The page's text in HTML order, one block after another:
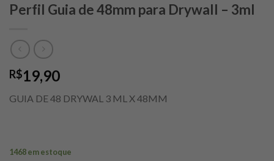
Perfil Guia de 48mm para Drywall – 3ml
R$19,90
GUIA DE 48 DRYWAL 3 ML X 48MM
1468 em estoque